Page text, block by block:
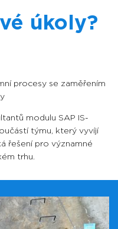
úkoly?
procesy se zaměřením
modulu SAP IS-
týmu, který vyvíjí
řešení pro významné
trhu.